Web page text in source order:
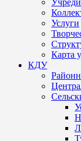
Услуги
Карта
КДУ